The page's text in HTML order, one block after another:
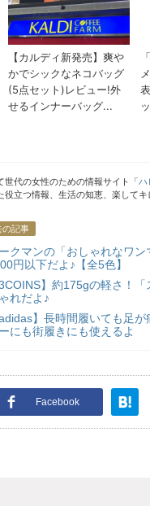
世代の女性のための情報サイト「ハ
役立つ情報、生活の知恵、楽して
の記事
クマンの「おしゃれなワ
円以下だよ♪【全5色】
3COINS】約175gの軽さ！
れだよ♪
adidas】長時間履いても足
にも街履きにも使えるよ
Facebook